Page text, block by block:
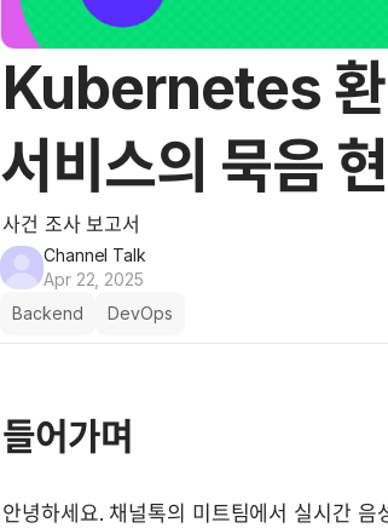
Kubernetes
서비스의 묵음
사건 조사 보고서
Channel Talk
Apr 22, 2025
Backend
DevOps
들어가며
안녕하세요. 채널톡의 미트팀에서 실시간